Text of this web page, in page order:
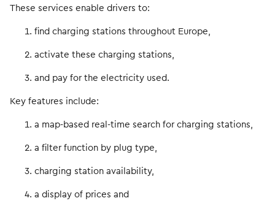
These services enable drivers to:
find charging stations throughout Europe,
activate these charging stations,
and pay for the electricity used.
Key features include:
a map-based real-time search for charging stations,
a filter function by plug type,
charging station availability,
a display of prices and